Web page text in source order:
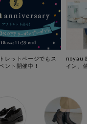
レットページでもス
ント開催中！
noyau
イン、